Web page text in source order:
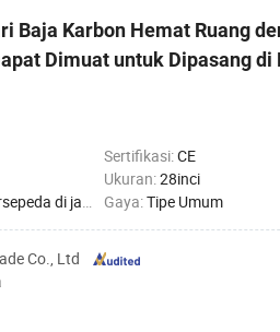
Baja Karbon Hemat Ruang
Dimuat untuk Dipasang di
Sertifikasi:CE
Ukuran:28inci
gunung,Sepeda biasa Gaya:Tipe Umum
Co., Ltd